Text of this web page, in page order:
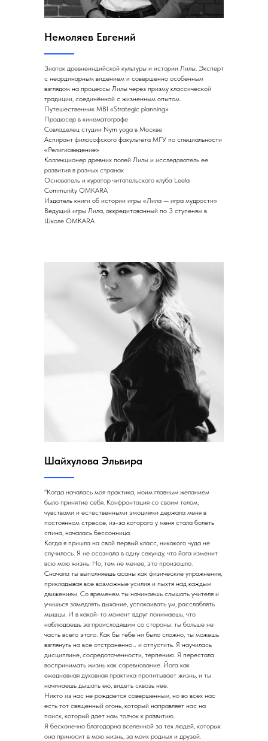
Немоляев Евгений
Знаток древнеиндийской культуры и истории Лилы. Эксперт
с неординарным видением и совершенно особенным
взглядом на процессы Лилы через призму классической
традиции, соединённой с жизненным опытом.
Путешественник MBI «Strategic planning»
Продюсер в кинематографе
Совладелец студии Nym yoga в Москве
Аспирант философского факультета МГУ по специальности
«Религиоведение»
Коллекционер древних полей Лилы и исследователь ее
развития в разных странах
Основатель и куратор читательского клуба Leela
Community OMKARA
Издатель книги об истории игры «Лила — игра мудрости»
Ведущий игры Лила, аккредитованный по 3 ступеням в
Школе OMKARA
Шайхулова Эльвира
"Когда началась моя практика, моим главным желанием
было принятие себя. Конфронтация со своим телом,
чувствами и естественными эмоциями держала меня в
постоянном стрессе, из-за которого у меня стала болеть
спина, началась бессонница.
Когда я пришла на свой первый класс, никакого чуда не
случилось. Я не осознала в одну секунду, что йога изменит
всю мою жизнь. Но, тем не менее, это произошло.
Сначала ты выполняешь асаны как физические упражнения,
прикладывая все возможные усилия и пыхтя над каждым
движением. Со временем ты начинаешь слышать учителя и
учишься замедлять дыхание, успокаивать ум, расслаблять
мышцы. И в какой-то момент вдруг понимаешь, что
наблюдаешь за происходящим со стороны: ты больше не
часть всего этого. Как бы тебе ни было сложно, ты можешь
взглянуть на все отстраненно… и отпустить. Я научилась
дисциплине, сосредоточенности, терпению. Я перестала
воспринимать жизнь как соревнование. Йога как
ежедневная духовная практика пропитывает жизнь, и ты
начинаешь дышать ею, видеть сквозь нее.
Никто из нас не рождается совершенным, но во всех нас
есть тот священный огонь, который направляет нас на
поиск, который дает нам толчок к развитию.
Я бесконечно благодарна вселенной за тех людей, которых
она приносит в мою жизнь, за моих родных и друзей.